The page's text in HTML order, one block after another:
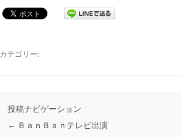
カテゴリー:
投稿ナビゲーション
← ＢａｎＢａｎテレビ出演